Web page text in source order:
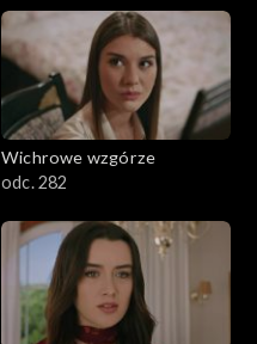
Wichrowe wzgórze
odc. 282